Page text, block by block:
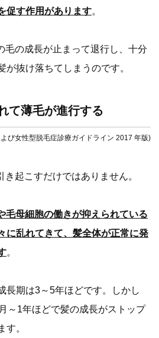
促す作用があります。
毛の成長が止まって退行し、十分
が抜け落ちてしまうのです。
て薄毛が進行する
び女性型脱毛症診療ガイドライン 2017 年版)
起こすだけではありません。
毛母細胞の働きが抑えられている
に乱れてきて、髪全体が正常に発
。
長期は3～5年ほどです。しかし
～1年ほどで髪の成長がストップ
す。